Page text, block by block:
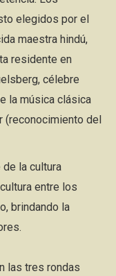
elegidos por el
maestra hindú,
residente en
célebre
la música clásica
(reconocimiento del
la cultura
entre los
brindando la
las tres rondas